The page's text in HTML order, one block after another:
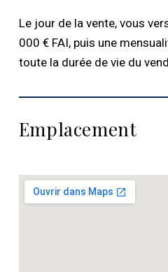
Le jour de la vente, vous
000 € FAI, puis une
toute la durée de vie du
Emplacement